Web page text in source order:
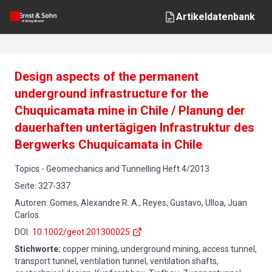
Artikeldatenbank
Design aspects of the permanent
underground infrastructure for the
Chuquicamata mine in Chile / Planung der
dauerhaften untertägigen Infrastruktur des
Bergwerks Chuquicamata in Chile
Topics - Geomechanics and Tunnelling Heft4/2013
Seite: 327-337
Autoren: Gomes, Alexandre R. A., Reyes, Gustavo, Ulloa, Juan
Carlos
DOI : 10.1002/geot.201300025
Stichworte: copper mining, underground mining, access tunnel,
transport tunnel, ventilation tunnel, ventilation shafts,